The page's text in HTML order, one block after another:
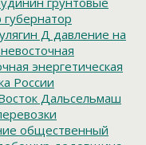
губернатор
Д давление на
энергетическая
России
Дальсельмаш
общественный